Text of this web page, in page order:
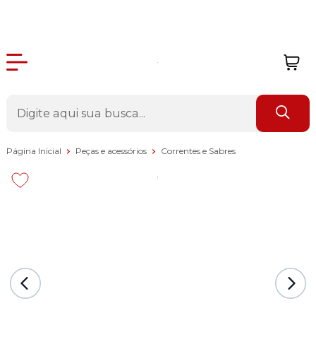
Página Inicial Peças e acessórios Correntes e Sabres